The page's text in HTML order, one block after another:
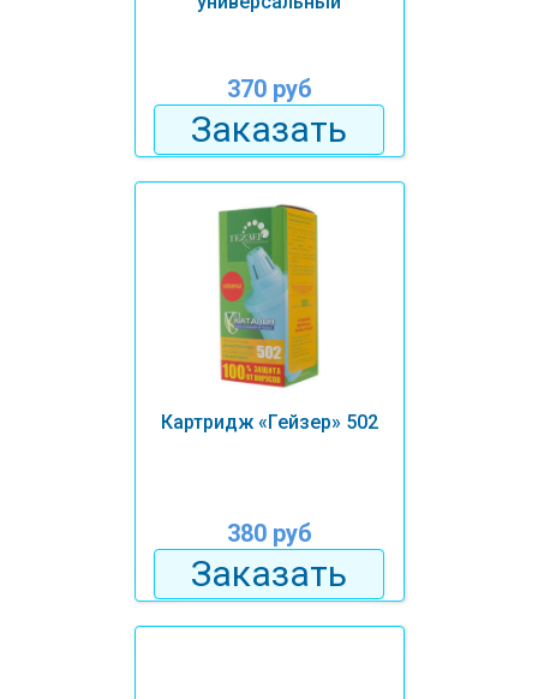
370 руб
Заказать
Картридж «Гейзер» 502
380 руб
Заказать